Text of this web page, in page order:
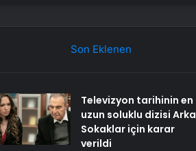
Son Eklenen
Televizyon tarihinin en
uzun soluklu dizisi Arka
Sokaklar için karar
verildi